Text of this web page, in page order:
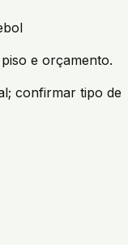
e orçamento.
confirmar tipo de